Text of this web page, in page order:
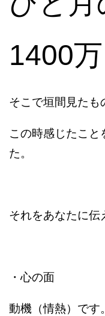
1400
そこで垣間見た
この時感じたこと
た。
それをあなたに伝
・心の面
動機（情熱）です。